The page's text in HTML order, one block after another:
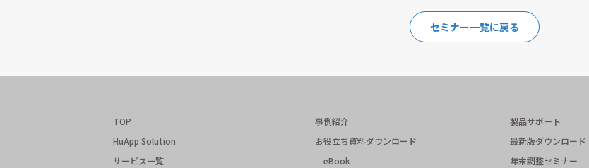
セミナー一覧に戻る
TOP
HuApp Solution
サービス一覧
事例紹介
お役立ち資料ダウンロード
eBook
製品サポート
最新版ダウンロード
年末調整セミナー